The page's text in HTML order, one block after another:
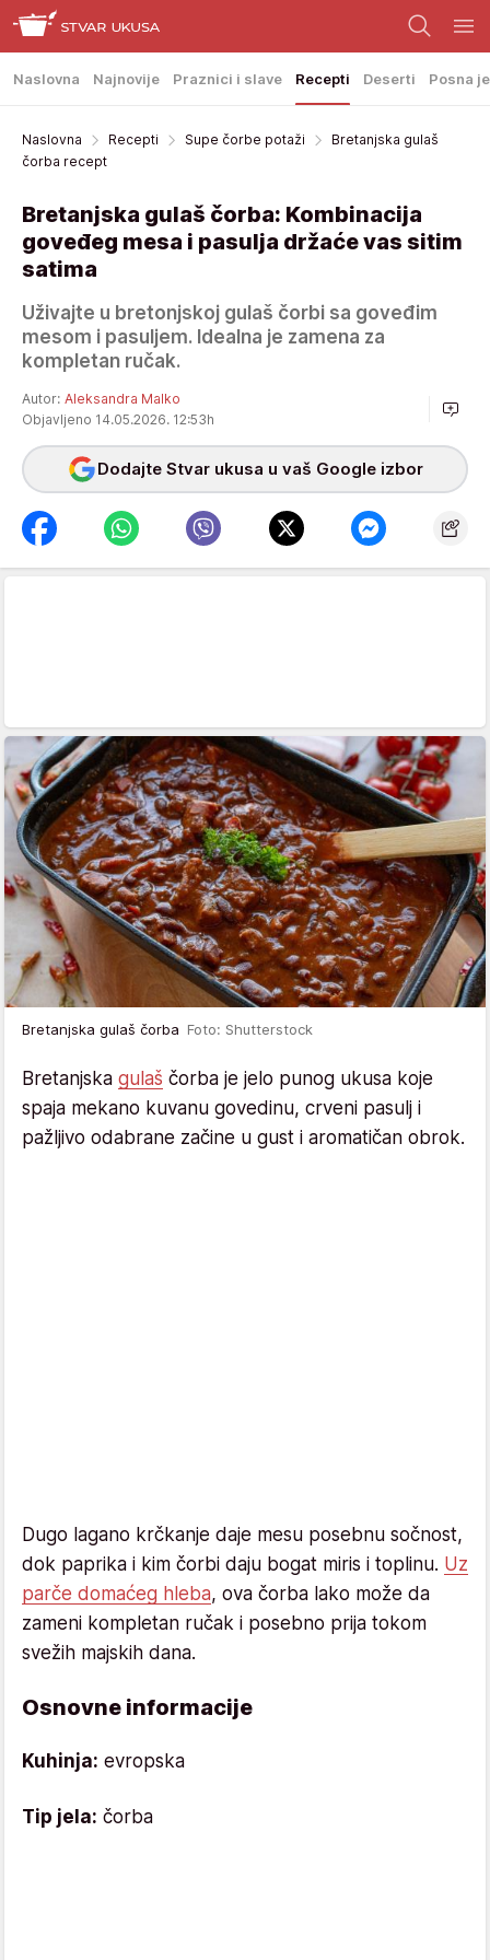
Naslovna Najnovije Praznici i slave Recepti Deserti Posna
Naslovna Recepti Supe čorbe potaži
Bretanjska gulaš
čorba recept
Bretanjska gulaš čorba: Kombinacija
goveđeg mesa i pasulja držaće vas sitim
satima
Uživajte u bretonjskoj gulaš čorbi sa goveđim
mesom i pasuljem. Idealna je zamena za
kompletan ručak.
Autor: Aleksandra Malko
Objavljeno 14.05.2026. 12:53h
Dodajte Stvar ukusa u vaš Google izbor
Bretanjska gulaš čorba Foto: Shutterstock
Bretanjska gulaš čorba je jelo punog ukusa koje
spaja mekano kuvanu govedinu, crveni pasulj i
pažljivo odabrane začine u gust i aromatičan obrok.
Dugo lagano krčkanje daje mesu posebnu sočnost,
dok paprika i kim čorbi daju bogat miris i toplinu. Uz
parče domaćeg hleba, ova čorba lako može da
zameni kompletan ručak i posebno prija tokom
svežih majskih dana.
Osnovne informacije
Kuhinja: evropska
Tip jela: čorba